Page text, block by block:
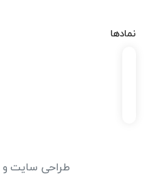
نمادها
طراحی سایت و